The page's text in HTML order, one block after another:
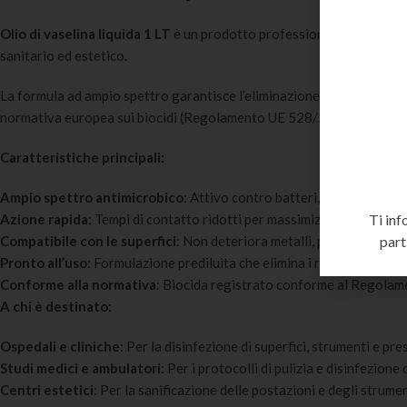
Olio di vaselina liquida 1 LT è un prodotto professionale per la
sanitario ed estetico.
La formula ad ampio spettro garantisce l’eliminazione di batteri
normativa europea sui biocidi (Regolamento UE 528/2012).
Caratteristiche principali:
Ampio spettro antimicrobico: Attivo contro batteri, funghi,
Azione rapida: Tempi di contatto ridotti per massimizzare
Compatibile con le superfici: Non deteriora metalli, plastiche e
Pronto all’uso: Formulazione prediluita che elimina i rischi di
Conforme alla normativa: Biocida registrato conforme al
A chi è destinato:
Ospedali e cliniche: Per la disinfezione di superfici, strumenti e
Studi medici e ambulatori: Per i protocolli di pulizia e disinfezione
Centri estetici: Per la sanificazione delle postazioni e degli
Ti